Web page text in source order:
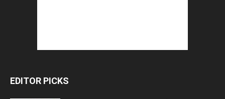
EDITOR PICKS